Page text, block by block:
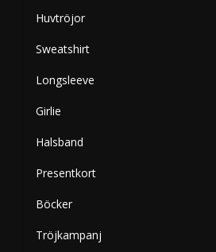
Huvtröjor
Sweatshirt
Longsleeve
Girlie
Halsband
Presentkort
Böcker
Tröjkampanj